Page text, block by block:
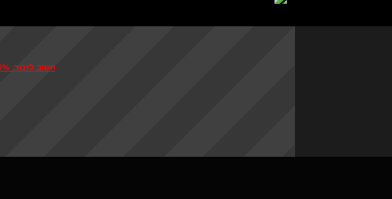
חשוב לזכור: 100% הצלחה רק בורא עולם נותן אל תאמינו לכל איש מיסטיקה או איש קבלה או מכשף שבמבטיח